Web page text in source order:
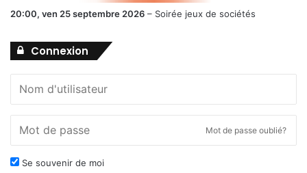
20:00, ven 25 septembre 2026 – Soirée jeux de sociétés
Connexion
Mot de passe oublié?
Se souvenir de moi